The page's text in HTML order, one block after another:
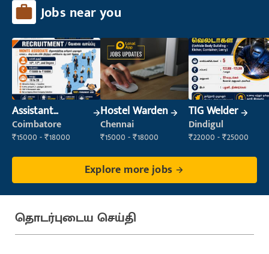
Jobs near you
Assistant
Manager
Coimbatore
₹15000 - ₹18000
Hostel Warden
Chennai
₹15000 - ₹18000
TIG Welder
Dindigul
₹22000 - ₹25000
Explore more jobs
தொடர்புடைய செய்தி